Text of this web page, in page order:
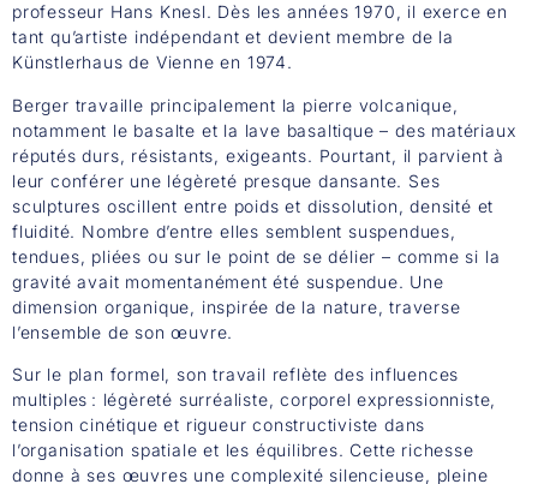
professeur Hans Knesl. Dès les années 1970, il exerce en
tant qu’artiste indépendant et devient membre de la
Künstlerhaus de Vienne en 1974.
Berger travaille principalement la pierre volcanique,
notamment le basalte et la lave basaltique – des matériaux
réputés durs, résistants, exigeants. Pourtant, il parvient à
leur conférer une légèreté presque dansante. Ses
sculptures oscillent entre poids et dissolution, densité et
fluidité. Nombre d’entre elles semblent suspendues,
tendues, pliées ou sur le point de se délier – comme si la
gravité avait momentanément été suspendue. Une
dimension organique, inspirée de la nature, traverse
l’ensemble de son œuvre.
Sur le plan formel, son travail reflète des influences
multiples : légèreté surréaliste, corporel expressionniste,
tension cinétique et rigueur constructiviste dans
l’organisation spatiale et les équilibres. Cette richesse
donne à ses œuvres une complexité silencieuse, pleine